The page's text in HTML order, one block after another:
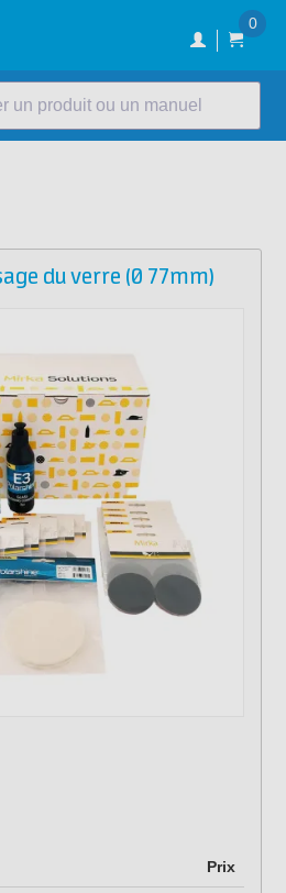
0
un produit ou un manuel
du verre (Ø 77mm)
Prix